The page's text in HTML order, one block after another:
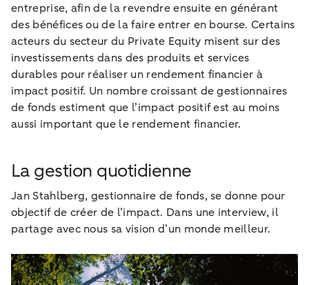
entreprise, afin de la revendre ensuite en générant
des bénéfices ou de la faire entrer en bourse. Certains
acteurs du secteur du Private Equity misent sur des
investissements dans des produits et services
durables pour réaliser un rendement financier à
impact positif. Un nombre croissant de gestionnaires
de fonds estiment que l’impact positif est au moins
aussi important que le rendement financier.
La gestion quotidienne
Jan Stahlberg, gestionnaire de fonds, se donne pour
objectif de créer de l’impact. Dans une interview, il
partage avec nous sa vision d’un monde meilleur.